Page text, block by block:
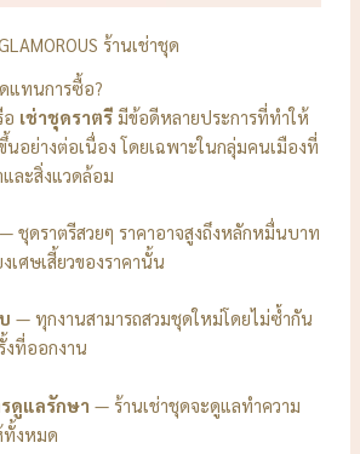
ร้านเช่าชุด
แทนการซื้อ?
เช่าชุดราตรี มีข้อดีหลายประการที่ทำให้
อย่างต่อเนื่อง โดยเฉพาะในกลุ่มคนเมืองที่
และสิ่งแวดล้อม
— ชุดราตรีสวยๆ ราคาอาจสูงถึงหลักหมื่นบาท
เศษเสี้ยวของราคานั้น
— ทุกงานสามารถสวมชุดใหม่โดยไม่ซ้ำกัน
งที่ออกงาน
รดูแลรักษา — ร้านเช่าชุดจะดูแลทำความ
ทั้งหมด